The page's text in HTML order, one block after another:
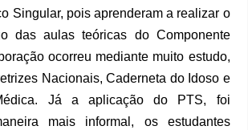
Singular, pois aprenderam a realizar o
das aulas teóricas do Componente
ocorreu mediante muito estudo,
Nacionais, Caderneta do Idoso e
Já a aplicação do PTS, foi
mais informal, os estudantes